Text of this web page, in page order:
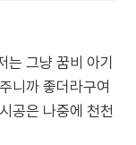
그냥 꿈비 아기
니까 좋더라구여
공은 나중에 천천